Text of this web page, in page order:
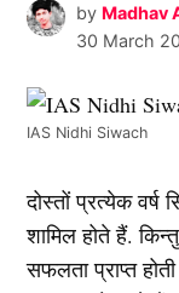
by Madhav
30 March
IAS Nidhi Siwach
दोस्तों प्रत्येक वर्ष
शामिल होते हैं.
सफलता प्राप्त